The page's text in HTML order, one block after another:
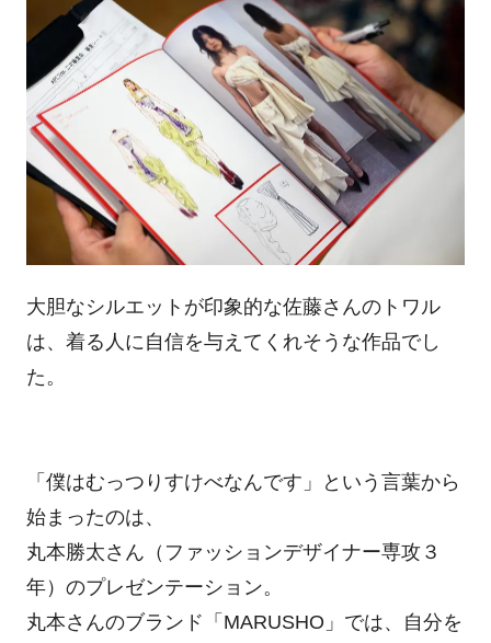
大胆なシルエットが印象的な佐藤さんのトワル
は、着る人に自信を与えてくれそうな作品でし
た。
「僕はむっつりすけべなんです」という言葉から
始まったのは、
丸本勝太さん（ファッションデザイナー専攻３
年）のプレゼンテーション。
丸本さんのブランド「MARUSHO」では、自分を